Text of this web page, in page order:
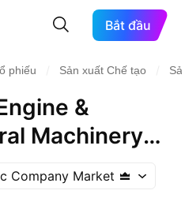
Bắt đầu
phiếu Sản xuất Chế tạo
&
Machinery
Company Market